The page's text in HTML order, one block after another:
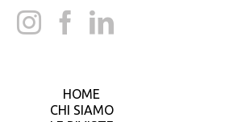
HOME
CHI SIAMO